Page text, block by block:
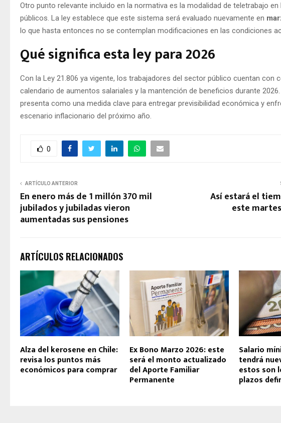
Otro punto relevante incluido en la normativa es la modalidad de teletrabajo
públicos. La ley establece que este sistema será evaluado nuevamente en
lo que hasta entonces no se contemplan modificaciones en las condiciones
Qué significa esta ley para 2026
Con la Ley 21.806 ya vigente, los trabajadores del sector público cuentan con
calendario de aumentos salariales y la mantención de beneficios durante
presenta como una medida clave para entregar previsibilidad económica y
escenario inflacionario del próximo año.
0
ARTÍCULO ANTERIOR
En enero más de 1 millón 370 mil
jubilados y jubiladas vieron
aumentadas sus pensiones
Así estará el
este
ARTÍCULOS RELACIONADOS
Alza del kerosene en Chile:
revisa los puntos más
económicos para comprar
Ex Bono Marzo 2026: este
será el monto actualizado
del Aporte Familiar
Permanente
Salario
tendrá
estos son
plazos